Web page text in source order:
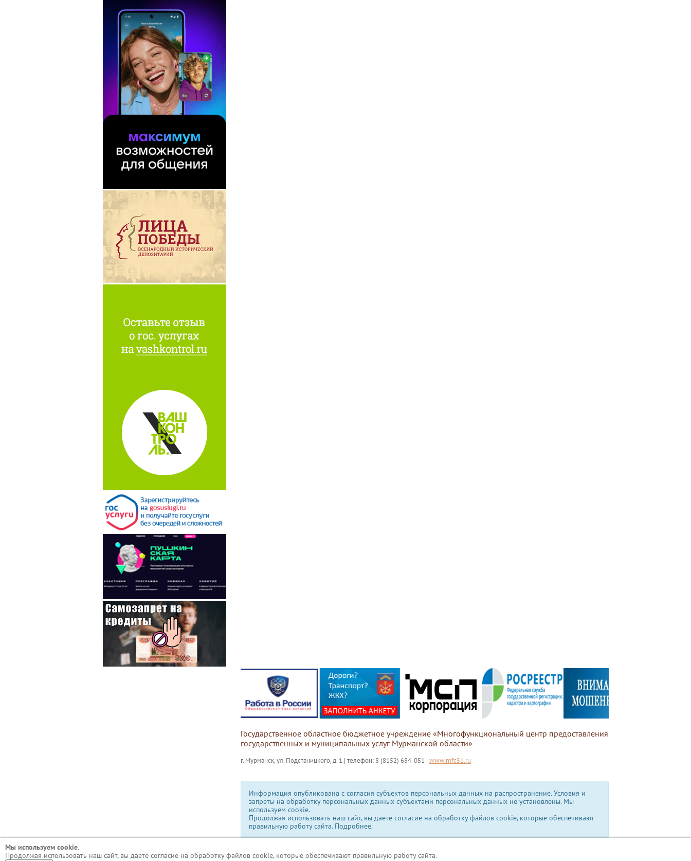
Государственное областное бюджетное учреждение «Многофункциональный центр предоставления
государственных и муниципальных услуг Мурманской области»
г. Мурманск, ул. Подстаницкого, д. 1 | телефон: 8 (8152) 684-051 | www.mfc51.ru
Информация опубликована с согласия субъектов персональных данных на распространение. Условия и
запреты на обработку персональных данных субъектами персональных данных не установлены. Мы
используем сookie.
Продолжая использовать наш сайт, вы даете согласие на обработку файлов cookie, которые обеспечивают
правильную работу сайта. Подробнее.
Мы используем сookie.
Продолжая использовать наш сайт, вы даете согласие на обработку файлов cookie, которые обеспечивают правильную работу сайта.